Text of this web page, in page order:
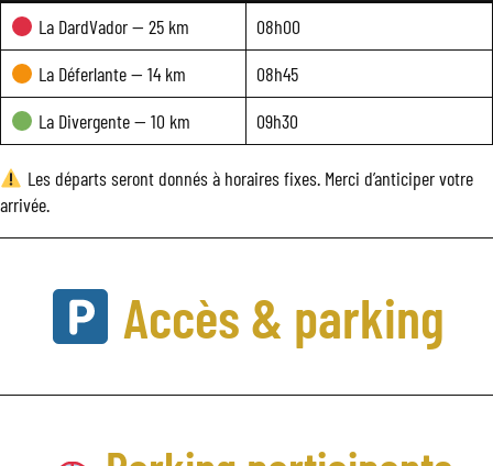
La DardVador — 25 km
08h00
La Déferlante — 14 km
08h45
La Divergente — 10 km
09h30
Les départs seront donnés à horaires fixes. Merci d’anticiper votre
arrivée.
Accès & parking